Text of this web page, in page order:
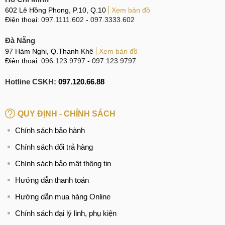
hình này, người dùng sẽ có trải nghiệm không thua kém
nhiều so với màn hình gốc.
Giá thay màn hình chính hãng Vivo V17
Thay màn hình hay thay mặt kính Vivo V17
hai phương pháp khắc phục đó là thay màn hình và thay
mặt kính. Tùy vào từng mức độ hư hỏng mà chiếc Vivo V17
Sau đây, mời các bạn cùng MobileCity đi tìm hiểu về những
những tình huống chỉ có thay màn hình mới có thể khôi phục
lại khả năng sử dụng điện thoại như bình thường.
Trường hợp chỉ thay màn hình Vivo V17 mới có
602 Lê Hồng Phong, P.10, Q.10
Xem bản đồ
Điện thoại: 097.1111.602 - 097.3333.602
Đà Nẵng
97 Hàm Nghi, Q.Thanh Khê
Xem bản đồ
Điện thoại: 096.123.9797 - 097.123.9797
Hotline CSKH: 097.120.66.88
QUY ĐỊNH - CHÍNH SÁCH
Chính sách bảo hành
Chính sách đổi trả hàng
Chính sách bảo mật thông tin
Hướng dẫn thanh toán
Hướng dẫn mua hàng Online
Chính sách đại lý linh, phụ kiện